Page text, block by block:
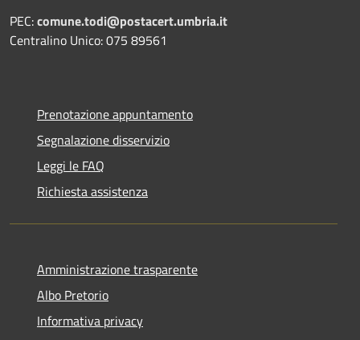
PEC:comune.todi@postacert.umbria.it
Centralino Unico: 075 89561
Prenotazione appuntamento
Segnalazione disservizio
Leggi le FAQ
Richiesta assistenza
Amministrazione trasparente
Albo Pretorio
Informativa privacy